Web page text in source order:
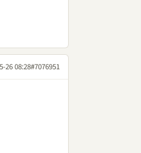
26 08:28#7076951